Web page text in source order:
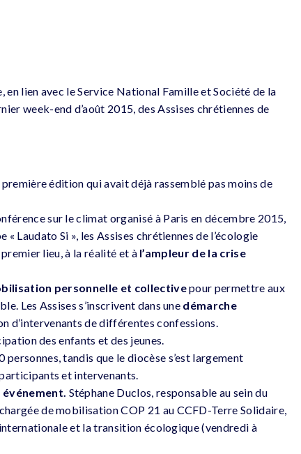
en lien avec le Service National Famille et Société de la
week-end d’août 2015, des Assises chrétiennes de
édition qui avait déjà rassemblé pas moins de
sur le climat organisé à Paris en décembre 2015,
Laudato Si », les Assises chrétiennes de l’écologie
lieu, à la réalité et àl’ampleur de la crise
personnelle et collectivepour permettre aux
Les Assises s’inscrivent dans une démarche
d’intervenants de différentes confessions.
des enfants et des jeunes.
tandis que le diocèse s’est largement
et intervenants.
événement. Stéphane Duclos, responsable au sein du
de mobilisation COP 21 au CCFD-Terre Solidaire,
et la transition écologique (vendredi à